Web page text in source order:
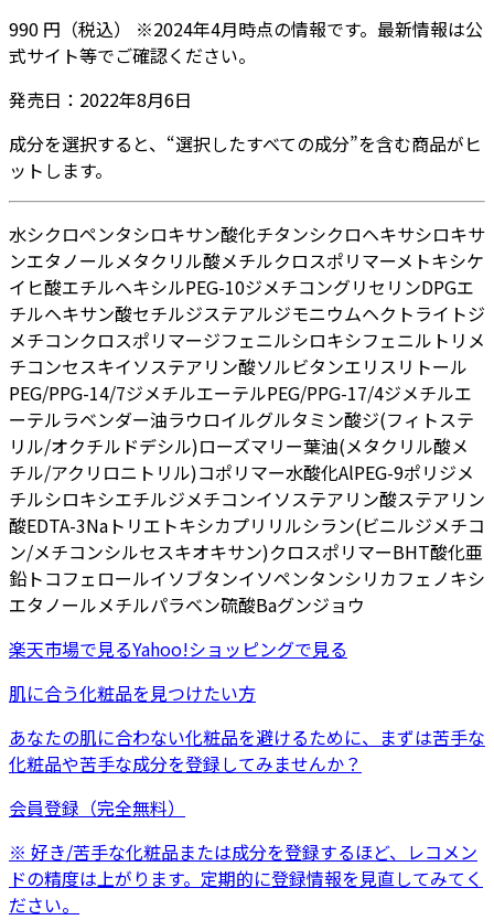
990 円 （税込） ※2024年4月時点の情報です。最新情報は公
式サイト等でご確認ください。
発売日： 2022年8月6日
成分を選択すると、“選択したすべての成分”を含む商品がヒ
ットします。
水シクロペンタシロキサン酸化チタンシクロヘキサシロキサ
ンエタノールメタクリル酸メチルクロスポリマーメトキシケ
イヒ酸エチルヘキシルPEG-10ジメチコングリセリンDPGエ
チルヘキサン酸セチルジステアルジモニウムヘクトライトジ
メチコンクロスポリマージフェニルシロキシフェニルトリメ
チコンセスキイソステアリン酸ソルビタンエリスリトール
PEG/PPG-14/7ジメチルエーテルPEG/PPG-17/4ジメチルエ
ーテルラベンダー油ラウロイルグルタミン酸ジ(フィトステ
リル/オクチルドデシル)ローズマリー葉油(メタクリル酸メ
チル/アクリロニトリル)コポリマー水酸化AlPEG-9ポリジメ
チルシロキシエチルジメチコンイソステアリン酸ステアリン
酸EDTA-3Na トリエトキシカプリリルシラン(ビニルジメチコ
ン/メチコンシルセスキオキサン)クロスポリマーBHT酸化亜
鉛 トコフェロールイソブタンイソペンタンシリカフェノキシ
エタノールメチルパラベン硫酸Baグンジョウ
楽天市場で見るYahoo!ショッピングで見る
肌に合う化粧品を見つけたい方
あなたの肌に合わない化粧品を避けるために、まずは苦手な
化粧品や苦手な成分を登録してみませんか？
会員登録（完全無料）
※ 好き/苦手な化粧品または成分を登録するほど、レコメン
ドの精度は上がります。定期的に登録情報を見直してみてく
ださい。